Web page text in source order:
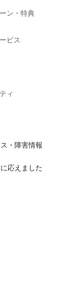
ン・特典
ビス
ィ
・障害情報
応えました